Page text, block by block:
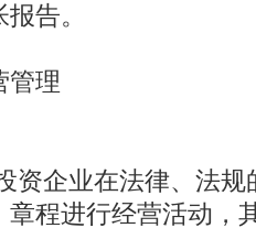
告。
理
资企业在法律、 法规
程进行经营活动，